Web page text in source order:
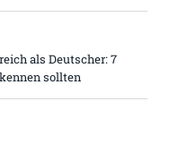
als Deutscher: 7
sollten